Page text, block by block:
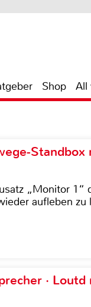
Shop All
„Monitor 1“
aufleben zu
· Loutd